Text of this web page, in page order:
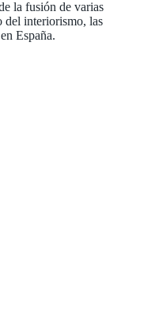
la fusión de varias
del interiorismo, las
España.